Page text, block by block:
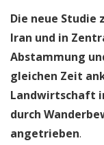
Die neue Studie
Iran und in
Abstammung
gleichen Zeit
Landwirtschaft
durch
angetrieben.